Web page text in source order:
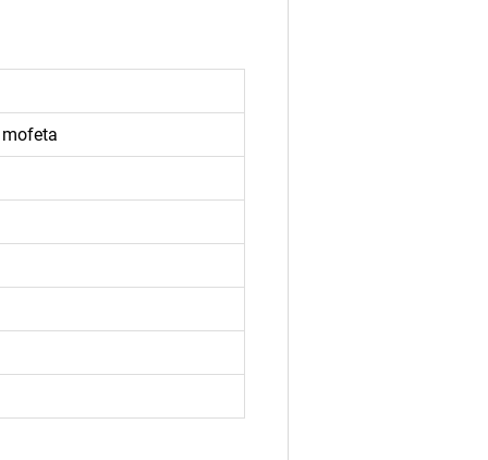
mofeta